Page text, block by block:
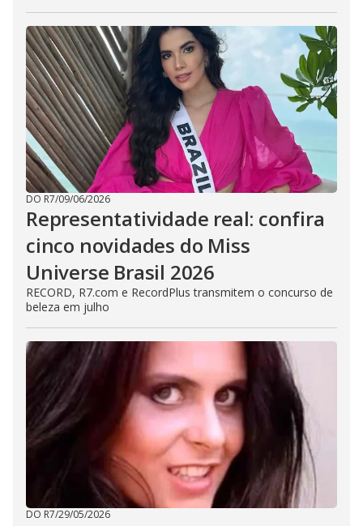
DO R7/09/06/2026
Representatividade real: confira
cinco novidades do Miss
Universe Brasil 2026
RECORD, R7.com e RecordPlus transmitem o concurso de
beleza em julho
DO R7/29/05/2026